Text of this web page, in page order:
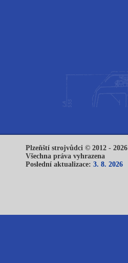
Plzeňští strojvůdci © 2012 - 2026
Všechna práva vyhrazena
Poslední aktualizace: 3. 8. 2026